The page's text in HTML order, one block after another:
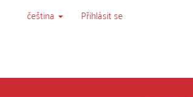
čeština Přihlásit se